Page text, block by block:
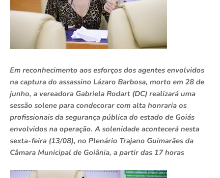
Em reconhecimento aos esforços dos agentes envolvidos
na captura do assassino Lázaro Barbosa, morto em 28 de
junho, a vereadora Gabriela Rodart (DC) realizará uma
sessão solene para condecorar com alta honraria os
profissionais da segurança pública do estado de Goiás
envolvidos na operação. A solenidade acontecerá nesta
sexta-feira (13/08), no Plenário Trajano Guimarães da
Câmara Municipal de Goiânia, a partir das 17 horas